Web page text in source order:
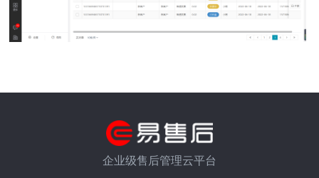
企业级售后管理云平台